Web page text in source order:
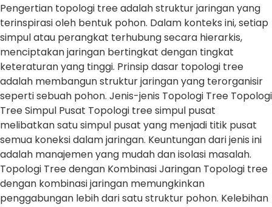
Pengertian topologi tree adalah struktur jaringan yang
terinspirasi oleh bentuk pohon. Dalam konteks ini, setiap
simpul atau perangkat terhubung secara hierarkis,
menciptakan jaringan bertingkat dengan tingkat
keteraturan yang tinggi. Prinsip dasar topologi tree
adalah membangun struktur jaringan yang terorganisir
seperti sebuah pohon. Jenis-jenis Topologi Tree Topologi
Tree Simpul Pusat Topologi tree simpul pusat
melibatkan satu simpul pusat yang menjadi titik pusat
semua koneksi dalam jaringan. Keuntungan dari jenis ini
adalah manajemen yang mudah dan isolasi masalah.
Topologi Tree dengan Kombinasi Jaringan Topologi tree
dengan kombinasi jaringan memungkinkan
penggabungan lebih dari satu struktur pohon. Kelebihan